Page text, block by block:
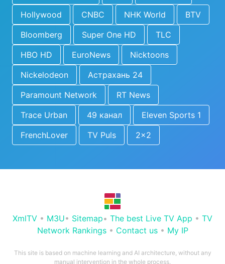
Hollywood
CNBC NHK World
BTV
Bloomberg
Super One HD
TLC
HBO HD
EuroNews
Nicktoons
Nickelodeon
Астрахань 24
Paramount Network
RT News
Trace Urban
49 канал
Eleven Sports 1
FrenchLover
TV Puls 2x2
XmlTV • M3U• Sitemap• The best Live TV App • TV
Network Rankings• Contact us• My IP
This site is based on machine learning and AI architecture, without any
manual intervention in the whole process.